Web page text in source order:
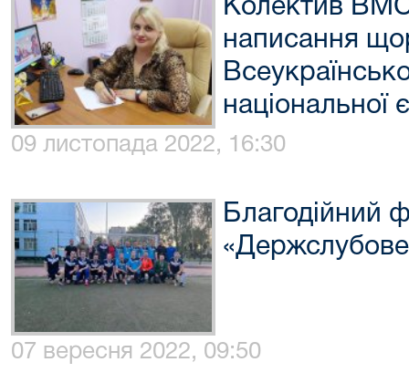
Колектив
написання
національної
09 листопада 2022, 16:30
Благодійний
07 вересня 2022, 09:50